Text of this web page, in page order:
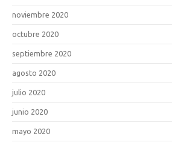
noviembre 2020
octubre 2020
septiembre 2020
agosto 2020
julio 2020
junio 2020
mayo 2020